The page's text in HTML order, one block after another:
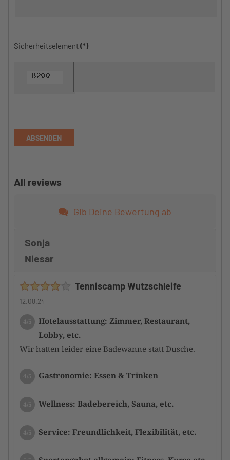
Sicherheitselement(*)
ABSENDEN
All reviews
Gib Deine Bewertung ab
Sonja
Niesar
Tenniscamp Wutzschleife
12.08.24
4/5
Hotelausstattung: Zimmer, Restaurant,
Lobby, etc.
Wir hatten leider eine Badewanne statt Dusche.
4/5 Gastronomie: Essen & Trinken
4/5 Wellness: Badebereich, Sauna, etc.
4/5 Service: Freundlichkeit, Flexibilität, etc.